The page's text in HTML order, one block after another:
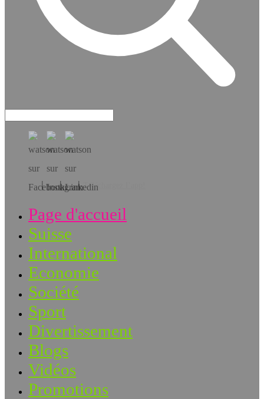
Téléchargez l’app!
Page d'accueil
Suisse
International
Economie
Société
Sport
Divertissement
Blogs
Vidéos
Promotions